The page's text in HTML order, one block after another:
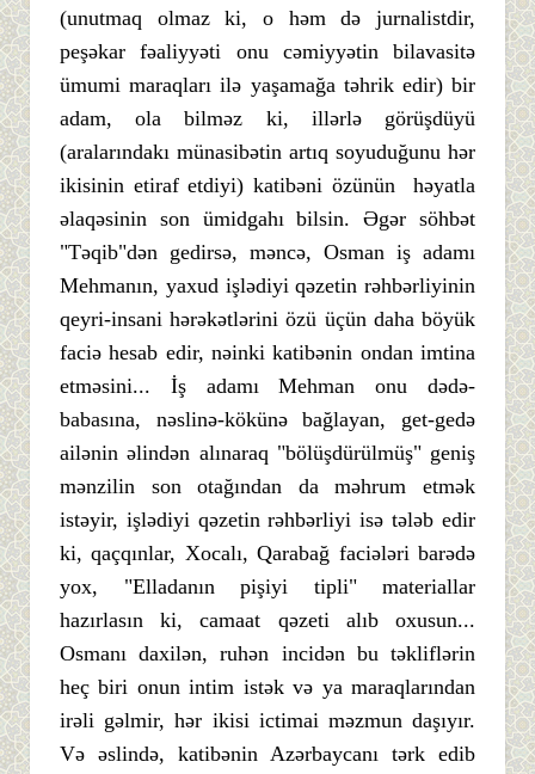
(unutmaq olmaz ki, o həm də jurnalistdir,
peşəkar fəaliyyəti onu cəmiyyətin bilavasitə
ümumi maraqları ilə yaşamağa təhrik edir) bir
adam, ola bilməz ki, illərlə görüşdüyü
(aralarındakı münasibətin artıq soyuduğunu hər
ikisinin etiraf etdiyi) katibəni özünün həyatla
əlaqəsinin son ümidgahı bilsin. Əgər söhbət
"Təqib"dən gedirsə, məncə, Osman iş adamı
Mehmanın, yaxud işlədiyi qəzetin rəhbərliyinin
qeyri-insani hərəkətlərini özü üçün daha böyük
faciə hesab edir, nəinki katibənin ondan imtina
etməsini... İş adamı Mehman onu dədə-
babasına, nəslinə-kökünə bağlayan, get-gedə
ailənin əlindən alınaraq "bölüşdürülmüş" geniş
mənzilin son otağından da məhrum etmək
istəyir, işlədiyi qəzetin rəhbərliyi isə tələb edir
ki, qaçqınlar, Xocalı, Qarabağ faciələri barədə
yox, "Elladanın pişiyi tipli" materiallar
hazırlasın ki, camaat qəzeti alıb oxusun...
Osmanı daxilən, ruhən incidən bu təkliflərin
heç biri onun intim istək və ya maraqlarından
irəli gəlmir, hər ikisi ictimai məzmun daşıyır.
Və əslində, katibənin Azərbaycanı tərk edib